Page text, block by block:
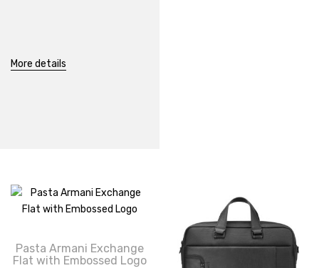
More details
Pasta Armani Exchange
Flat with Embossed Logo